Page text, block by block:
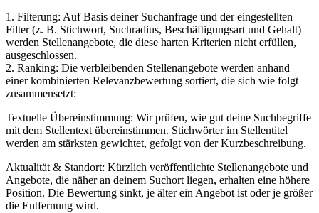
1. Filterung: Auf Basis deiner Suchanfrage und der eingestellten
Filter (z. B. Stichwort, Suchradius, Beschäftigungsart und Gehalt)
werden Stellenangebote, die diese harten Kriterien nicht erfüllen,
ausgeschlossen.
2. Ranking: Die verbleibenden Stellenangebote werden anhand
einer kombinierten Relevanzbewertung sortiert, die sich wie folgt
zusammensetzt:
Textuelle Übereinstimmung: Wir prüfen, wie gut deine Suchbegriffe
mit dem Stellentext übereinstimmen. Stichwörter im Stellentitel
werden am stärksten gewichtet, gefolgt von der Kurzbeschreibung.
Aktualität & Standort: Kürzlich veröffentlichte Stellenangebote und
Angebote, die näher an deinem Suchort liegen, erhalten eine höhere
Position. Die Bewertung sinkt, je älter ein Angebot ist oder je größer
die Entfernung wird.